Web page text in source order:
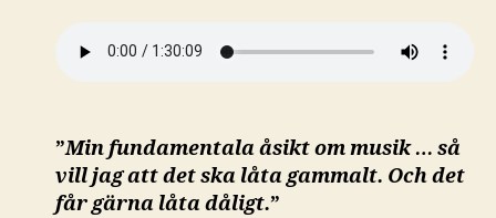
”Min fundamentala åsikt om musik … så
vill jag att det ska låta gammalt. Och det
får gärna låta dåligt.”